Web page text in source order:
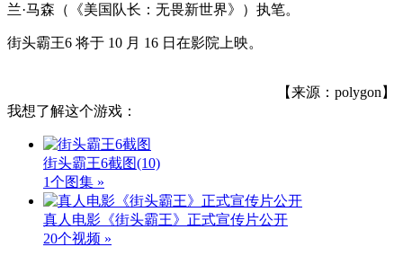
兰·马森（《美国队长：无畏新世界》）执笔。
街头霸王6 将于 10 月 16 日在影院上映。
【来源：polygon】
我想了解这个游戏：
街头霸王6截图(10)
1个图集 »
真人电影《街头霸王》正式宣传片公开
20个视频 »